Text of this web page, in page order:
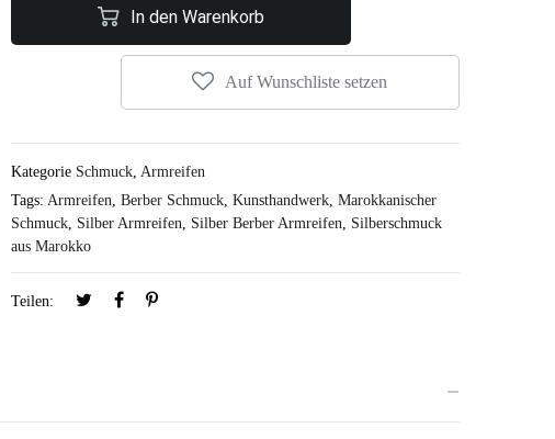
In den Warenkorb
Auf Wunschliste setzen
Kategorie Schmuck, Armreifen
Tags: Armreifen, Berber Schmuck, Kunsthandwerk, Marokkanischer
Schmuck, Silber Armreifen, Silber Berber Armreifen, Silberschmuck
aus Marokko
Teilen: